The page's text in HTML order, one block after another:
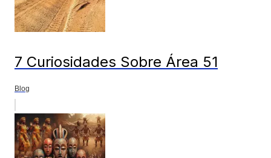
7 Curiosidades Sobre Área 51
Blog